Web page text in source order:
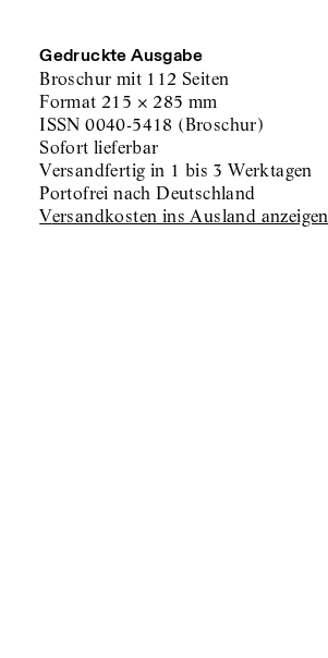
Gedruckte Ausgabe
Broschur mit 112 Seiten
Format 215 × 285 mm
ISSN 0040-5418 (Broschur)
sofort lieferbar
versandfertig in 1 bis 3 Werktagen
portofrei nach Deutschland
Versandkosten ins Ausland anzeigen